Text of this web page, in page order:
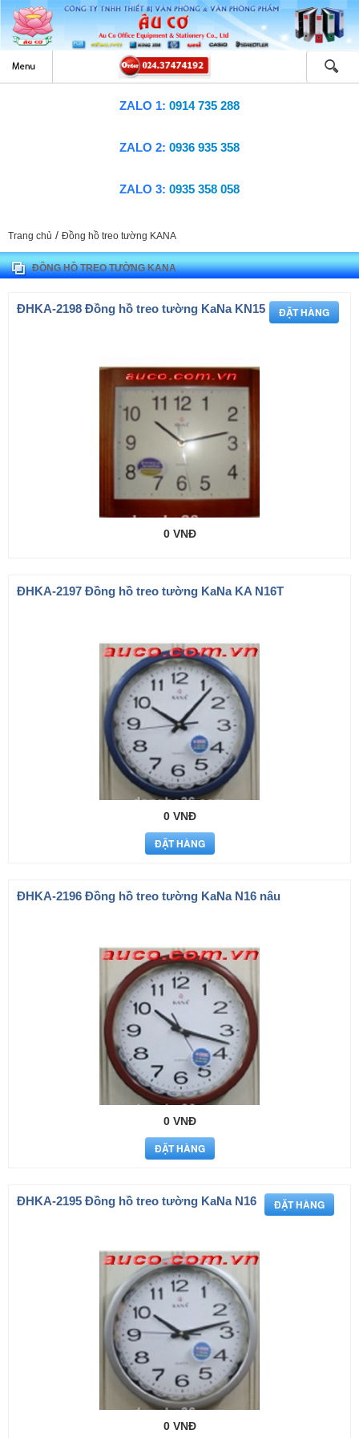
ZALO 1: 0914 735 288
ZALO 2: 0936 935 358
ZALO 3: 0935 358 058
Trang chủ / Đồng hồ treo tường KANA
ĐỒNG HỒ TREO TƯỜNG KANA
ÐHKA-2198 Đồng hồ treo tường KaNa KN15
0 VNĐ
ÐHKA-2197 Đồng hồ treo tường KaNa KA N16T
0 VNĐ
ÐHKA-2196 Đồng hồ treo tường KaNa N16 nâu
0 VNĐ
ÐHKA-2195 Đồng hồ treo tường KaNa N16
0 VNĐ